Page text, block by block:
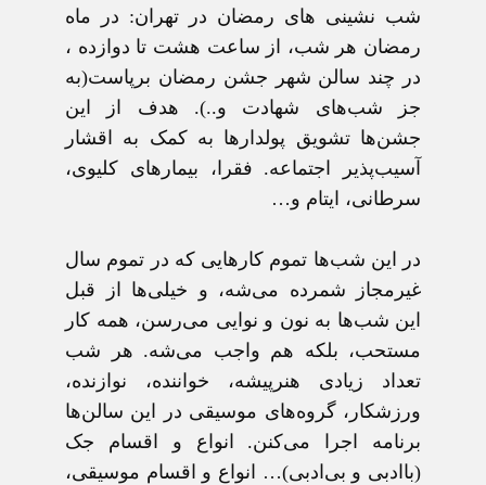
شب نشينی های رمضان در تهران: در ماه
رمضان هر شب، از ساعت هشت تا دوازده ،
در چند سالن شهر جشن رمضان برپاست(به
جز شب‌های شهادت و..). هدف از این
جشن‌ها تشویق پولدارها به کمک به اقشار
آسیب‌پذیر اجتماعه. فقرا، بیمارهای کلیوی،
سرطانی، ایتام و…
در این شب‌ها تموم کارهایی که در تموم سال
غیرمجاز شمرده می‌شه، و خیلی‌ها از قبل
این‌ شب‌ها به نون و نوایی می‌رسن، همه کار
مستحب، بلکه هم واجب می‌شه. هر شب
تعداد زیادی هنرپیشه، خواننده، نوازنده،
ورزشکار، گروه‌های موسیقی در این سالن‌ها
برنامه اجرا می‌کنن. انواع و اقسام جک
(باادبی و بی‌ادبی)… انواع و اقسام موسیقی،